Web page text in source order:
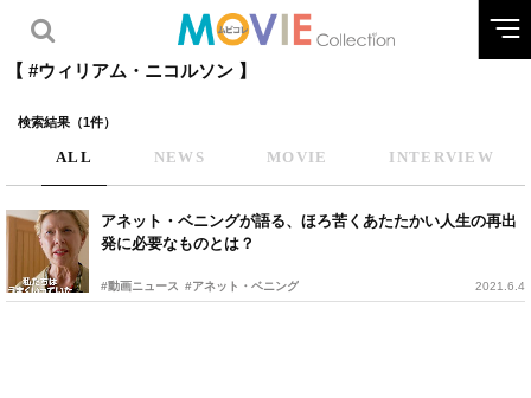
【 #ウィリアム・ニコルソン 】
検索結果（1件）
ALL NEWS MOVIE INTERVIEW
アネット・ベニングが語る、ほろ苦くあたたかい人生の再出
発に必要なものとは？
#動画ニュース #アネット・ベニング 2021.6.4